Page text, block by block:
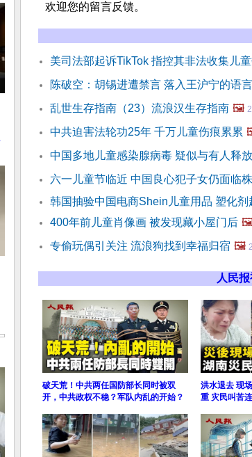
欢迎您的留言反馈。
美司法部起诉TikTok 指控其非法收集儿
陈破空：胡锡进遭禁言 落入王沪宁的语
乱世生存指南（23）流浪汉生存指南 🖼️
中共迫害法轮功25年 千万儿童伤痕累累
中国多地儿童感染腺病毒 疑似与有人释
六一儿童节临近 中国良心犯子女仍面临
韩国抽验中国电商Shein儿童用品 塑化
400年前儿童肖像画 被发现藏小屋门后
专偷玩偶引关注 流浪狗找到幸福归宿 🖼️
人民
破天荒！中共两任国防部长同时被双
开，中共政权不稳？军队内乱的开始？
洪水退去 现
重 灾民叫苦